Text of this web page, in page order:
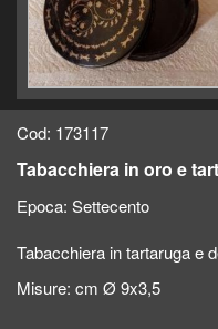
Cod: 173117
Tabacchiera in oro e
Epoca: Settecento
Tabacchiera in tartaruga e
Misure: cm Ø 9x3,5